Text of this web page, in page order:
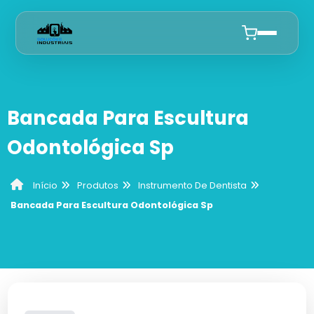
Quem Somos
Cureta Gracey
Alicate De Corte
Instrumento De Dentista
Anuncie
Bancada Para Escultura
Odontológica Sp
Início Produtos
Instrumento De Dentista
Bancada Para Escultura Odontológica Sp